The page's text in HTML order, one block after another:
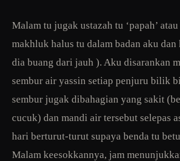
Malam tu jugak ustazah tu ‘papah’
makhluk halus tu dalam badan aku dan
dia buang dari jauh ). Aku disarankan
sembur air yassin setiap penjuru bilik
sembur jugak dibahagian yang sakit
cucuk) dan mandi air tersebut selepas
hari berturut-turut supaya benda tu
Malam keesokkannya, jam